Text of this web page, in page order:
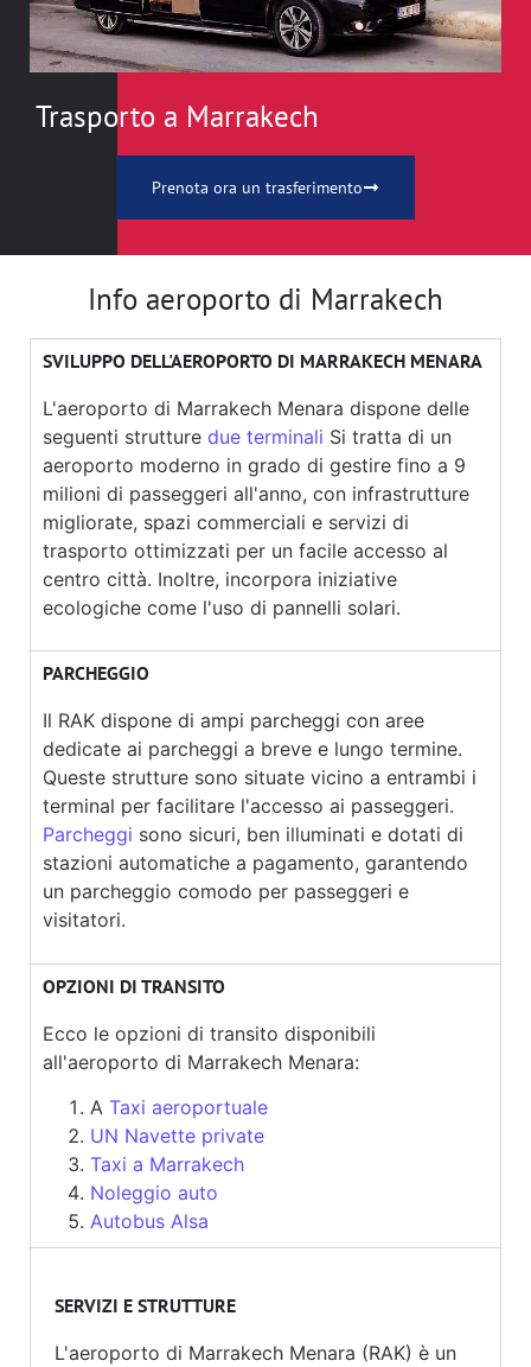
Trasporto a Marrakech
Prenota ora un trasferimento
Info aeroporto di Marrakech
SVILUPPO DELL'AEROPORTO DI MARRAKECH MENARA
L'aeroporto di Marrakech Menara dispone delle
seguenti strutture due terminali Si tratta di un
aeroporto moderno in grado di gestire fino a 9
milioni di passeggeri all'anno, con infrastrutture
migliorate, spazi commerciali e servizi di
trasporto ottimizzati per un facile accesso al
centro città. Inoltre, incorpora iniziative
ecologiche come l'uso di pannelli solari.
PARCHEGGIO
Il RAK dispone di ampi parcheggi con aree
dedicate ai parcheggi a breve e lungo termine.
Queste strutture sono situate vicino a entrambi i
terminal per facilitare l'accesso ai passeggeri.
Parcheggi sono sicuri, ben illuminati e dotati di
stazioni automatiche a pagamento, garantendo
un parcheggio comodo per passeggeri e
visitatori.
OPZIONI DI TRANSITO
Ecco le opzioni di transito disponibili
all'aeroporto di Marrakech Menara:
A Taxi aeroportuale
UN Navette private
Taxi a Marrakech
Noleggio auto
Autobus Alsa
SERVIZI E STRUTTURE
L'aeroporto di Marrakech Menara (RAK) è un